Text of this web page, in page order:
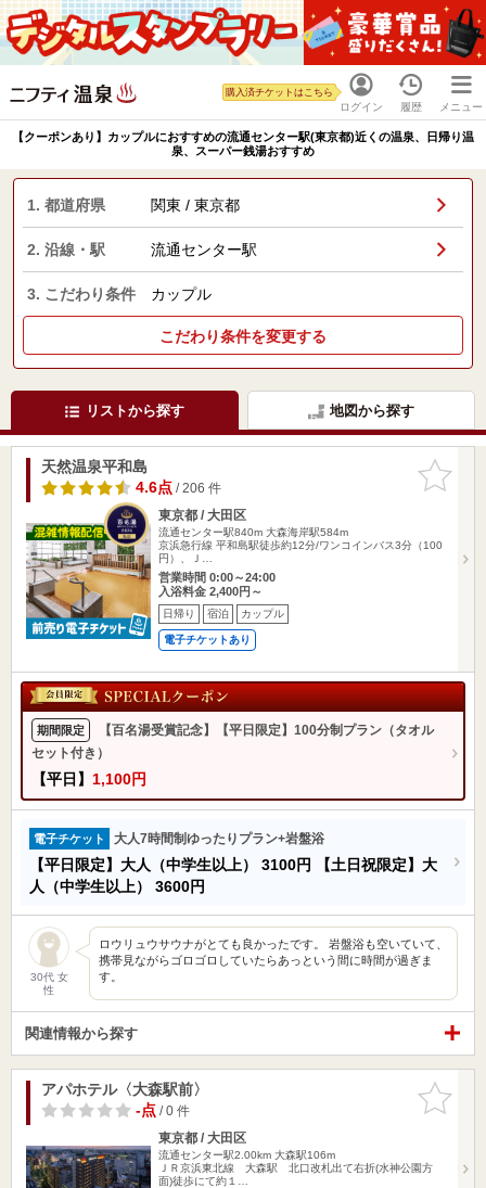
ログイン
購入済チケットはこちら
履歴 メニュー
【クーポンあり】カップルにおすすめの流通センター駅(東京都)近くの温泉、日帰り温
泉、スーパー銭湯おすすめ
1. 都道府県 関東 / 東京都
2. 沿線・駅 流通センター駅
3. こだわり条件 カップル
こだわり条件を変更する
リストから探す 地図から探す
お気に入
りに追加
天然温泉平和島
4.6点/ 206 件
東京都 / 大田区
流通センター駅840m 大森海岸駅584m
京浜急行線 平和島駅徒歩約12分/ワンコインバス3分（100
円）、Ｊ…
営業時間 0:00～24:00
入浴料金 2,400円～
日帰り 宿泊 カップル
電子チケットあり
期間限定
【百名湯受賞記念】【平日限定】100分制プラン（タオル
セット付き）
【平日】 1,100円
電子チケット 大人7時間制ゆったりプラン+岩盤浴
【平日限定】大人（中学生以上） 3100円
【土日祝限定】大
人（中学生以上） 3600円
30代 女
性
ロウリュウサウナがとても良かったです。 岩盤浴も空いていて、
携帯見ながらゴロゴロしていたらあっという間に時間が過ぎま
す。
関連情報から探す
お気に入
りに追加
アパホテル〈大森駅前〉
-点/ 0 件
東京都 / 大田区
流通センター駅2.00km 大森駅106m
ＪＲ京浜東北線 大森駅 北口改札出て右折(水神公園方
面)徒歩にて約１…